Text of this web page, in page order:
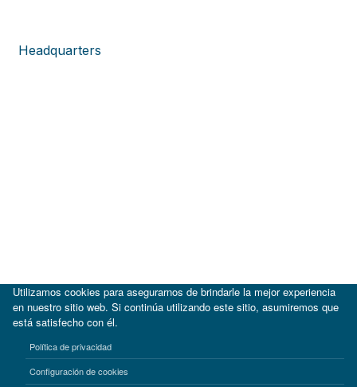
Headquarters
Términos de uso Aviso de privacidad
Utilizamos cookies para asegurarnos de brindarle la mejor experiencia
en nuestro sitio web. Si continúa utilizando este sitio, asumiremos que
está satisfecho con él.
Política de privacidad
Configuración de cookies